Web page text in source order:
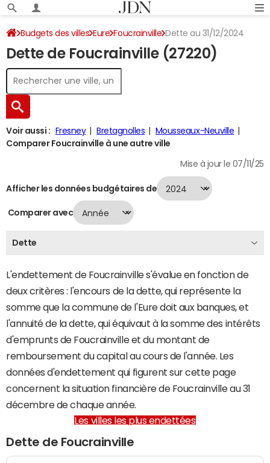
Budgets des villes Eure Foucrainville Dette au 31/12/2024
Dette de Foucrainville (27220)
Voir aussi : Fresney Bretagnolles
Mousseaux-Neuville
Comparer Foucrainville à une autre ville
Mise à jour le 07/11/25
Afficher les données budgétaires de
Comparer avec
Dette
L'endettement de Foucrainville s'évalue en fonction de
deux critères : l'encours de la dette, qui représente la
somme que la commune de l'Eure doit aux banques, et
l'annuité de la dette, qui équivaut à la somme des intérêts
d'emprunts de Foucrainville et du montant de
remboursement du capital au cours de l'année. Les
données d'endettement qui figurent sur cette page
concernent la situation financière de Foucrainville au 31
décembre de chaque année.
Les villes les plus endettées
Dette de Foucrainville